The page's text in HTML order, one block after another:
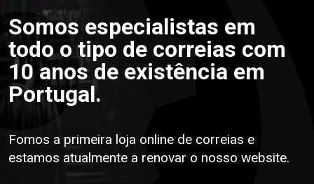
Somos especialistas em
todo o tipo de correias com
10 anos de existência em
Portugal.
Fomos a primeira loja online de correias e
estamos atualmente a renovar o nosso website.